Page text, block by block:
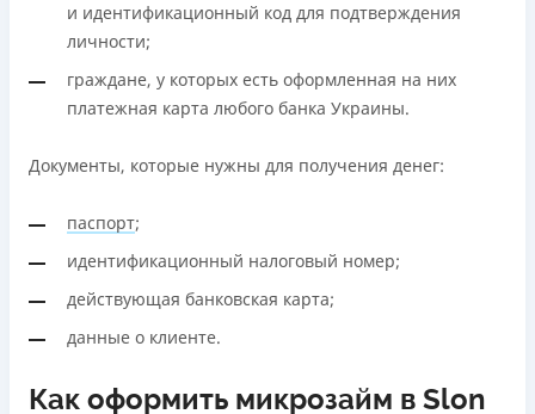
и идентификационный код для подтверждения
личности;
граждане, у которых есть оформленная на них
платежная карта любого банка Украины.
Документы, которые нужны для получения денег:
паспорт;
идентификационный налоговый номер;
действующая банковская карта;
данные о клиенте.
Как оформить микрозайм в Slon